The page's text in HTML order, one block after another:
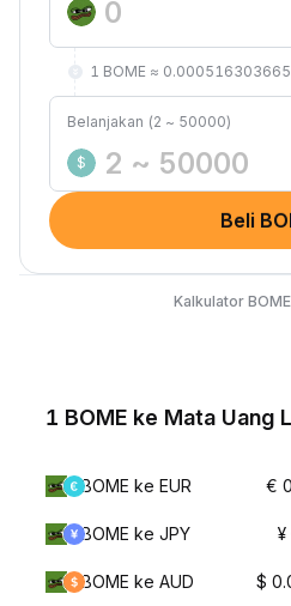
1 BOME ≈ 0.000516303665
Belanjakan (2 ~ 50000)
$
Beli
Kalkulator
1 BOME ke Mata Uang
BOME ke EUR €
BOME ke JPY
BOME ke AUD $